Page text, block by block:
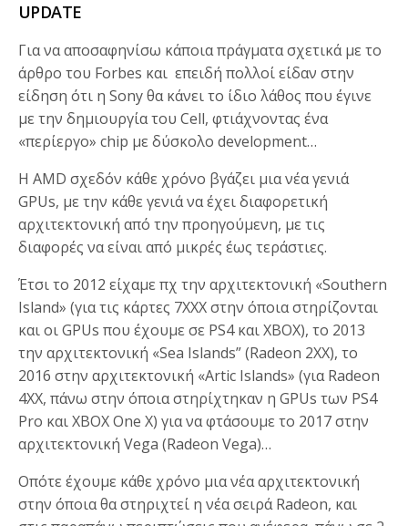
UPDATE
Για να αποσαφηνίσω κάποια πράγματα σχετικά με το
άρθρο του Forbes και επειδή πολλοί είδαν στην
είδηση ότι η Sony θα κάνει το ίδιο λάθος που έγινε
με την δημιουργία του Cell, φτιάχνοντας ένα
«περίεργο» chip με δύσκολο development…
Η AMD σχεδόν κάθε χρόνο βγάζει μια νέα γενιά
GPUs, με την κάθε γενιά να έχει διαφορετική
αρχιτεκτονική από την προηγούμενη, με τις
διαφορές να είναι από μικρές έως τεράστιες.
Έτσι το 2012 είχαμε πχ την αρχιτεκτονική «Southern
Island» (για τις κάρτες 7ΧΧΧ στην όποια στηρίζονται
και οι GPUs που έχουμε σε PS4 και XBOX), το 2013
την αρχιτεκτονική «Sea Islands” (Radeon 2XX), το
2016 στην αρχιτεκτονική «Artic Islands» (για Radeon
4XX, πάνω στην όποια στηρίχτηκαν η GPUs των PS4
Pro και XBOX One X) για να φτάσουμε το 2017 στην
αρχιτεκτονική Vega (Radeon Vega)…
Οπότε έχουμε κάθε χρόνο μια νέα αρχιτεκτονική
στην όποια θα στηριχτεί η νέα σειρά Radeon, και